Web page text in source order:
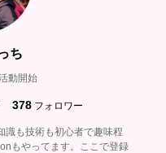
ち
動開始
378 フォロワー
識も技術も初心者で趣味程
もやってます。ここで登録